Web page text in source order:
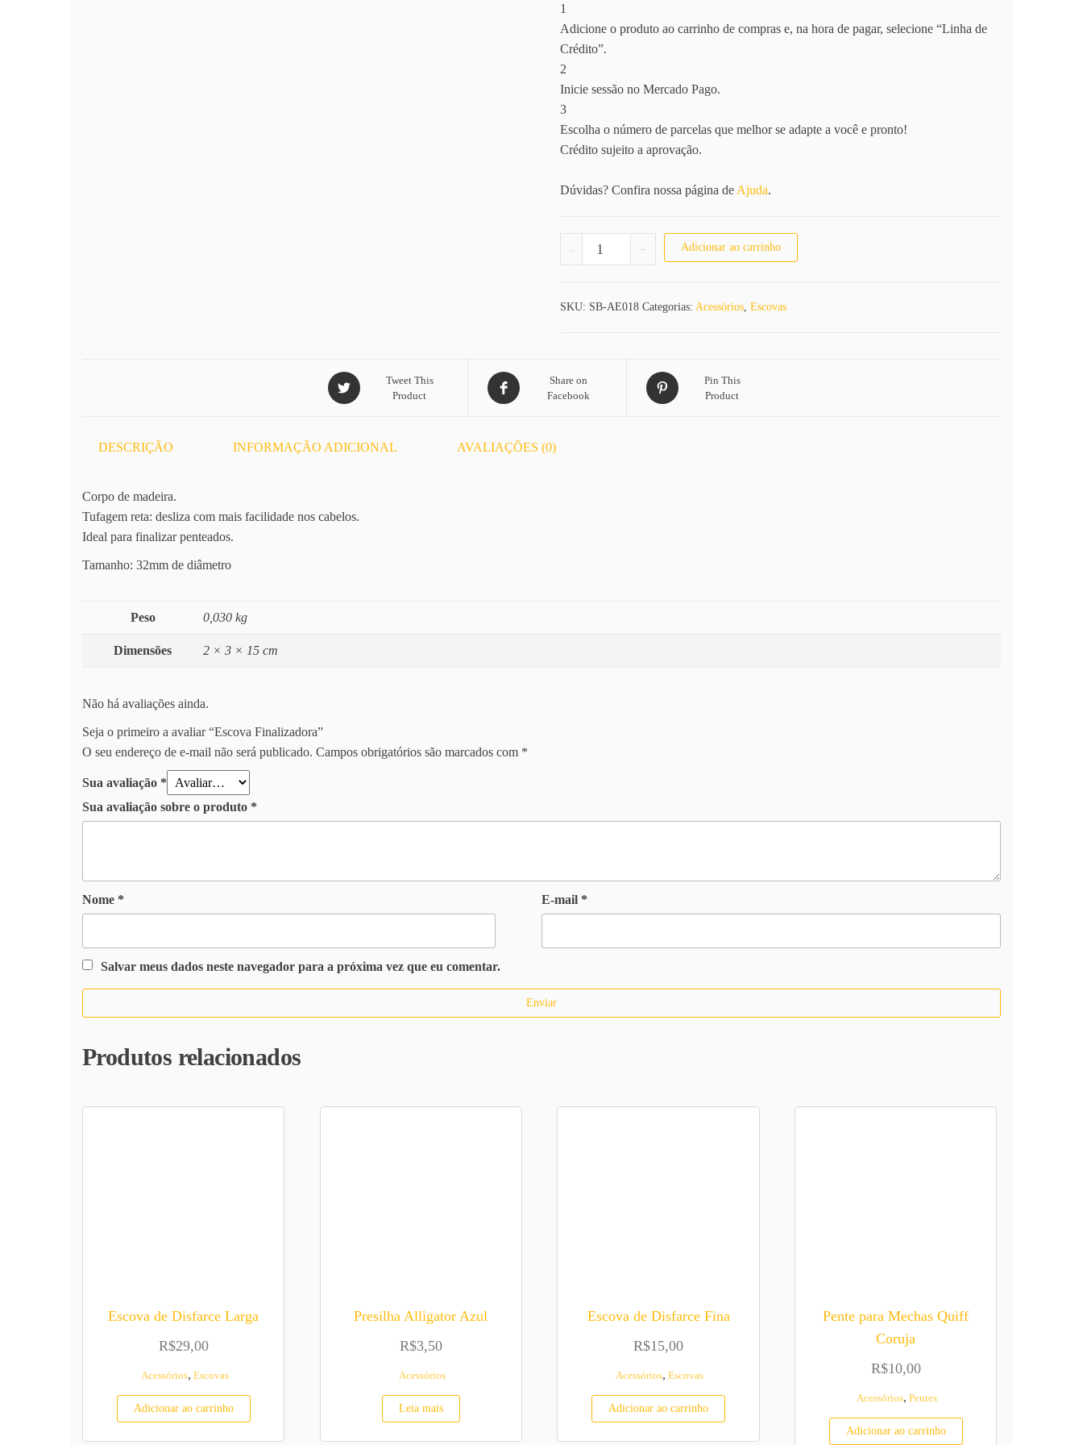
1
Adicione o produto ao carrinho de compras e, na hora de pagar, selecione “Linha de
Crédito”.
2
Inicie sessão no Mercado Pago.
3
Escolha o número de parcelas que melhor se adapte a você e pronto!
Crédito sujeito a aprovação.
Dúvidas? Confira nossa página de Ajuda.
- Escova Finalizadora quantidade
Adicionar ao carrinho
SKU: SB-AE018 Categorias: Acessórios, Escovas
Tweet This
Product
Share on
Facebook
Pin This
Product
DESCRIÇÃO INFORMAÇÃO ADICIONAL AVALIAÇÕES (0)
Corpo de madeira.
Tufagem reta: desliza com mais facilidade nos cabelos.
Ideal para finalizar penteados.
Tamanho: 32mm de diâmetro
Peso 0,030 kg
Dimensões 2 × 3 × 15 cm
Não há avaliações ainda.
Seja o primeiro a avaliar “Escova Finalizadora”
O seu endereço de e-mail não será publicado. Campos obrigatórios são marcados com *
Sua avaliação *
Sua avaliação sobre o produto *
Nome * E-mail *
Salvar meus dados neste navegador para a próxima vez que eu comentar.
Produtos relacionados
Escova de Disfarce Larga
R$29,00
Acessórios, Escovas
Adicionar ao carrinho
Presilha Alligator Azul
R$3,50
Acessórios
Leia mais
Escova de Disfarce Fina
R$15,00
Acessórios, Escovas
Adicionar ao carrinho
Pente para Mechas Quiff
Coruja
R$10,00
Acessórios, Pentes
Adicionar ao carrinho